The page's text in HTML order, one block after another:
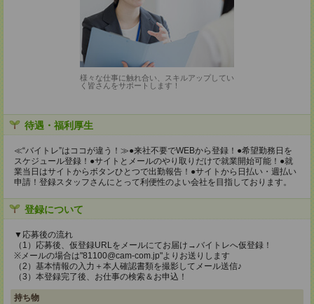
様々な仕事に触れ合い、スキルアップしてい
く皆さんをサポートします！
待遇・福利厚生
≪“バイトレ”はココが違う！≫●来社不要でWEBから登録！●希望勤務日を
スケジュール登録！●サイトとメールのやり取りだけで就業開始可能！●就
業当日はサイトからボタンひとつで出勤報告！●サイトから日払い・週払い
申請！登録スタッフさんにとって利便性のよい会社を目指しております。
登録について
▼応募後の流れ
（1）応募後、仮登録URLをメールにてお届け→バイトレへ仮登録！
※メールの場合は"81100@cam-com.jp"よりお送りします
（2）基本情報の入力＋本人確認書類を撮影してメール送信♪
（3）本登録完了後、お仕事の検索＆お申込！
持ち物